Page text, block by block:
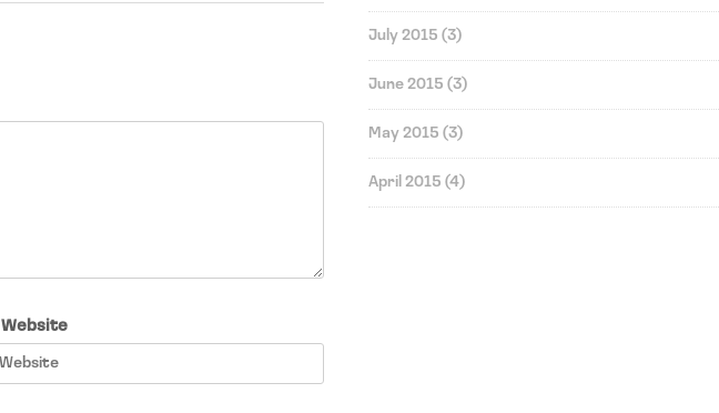
Website
July 2015 (3)
June 2015 (3)
May 2015 (3)
April 2015 (4)